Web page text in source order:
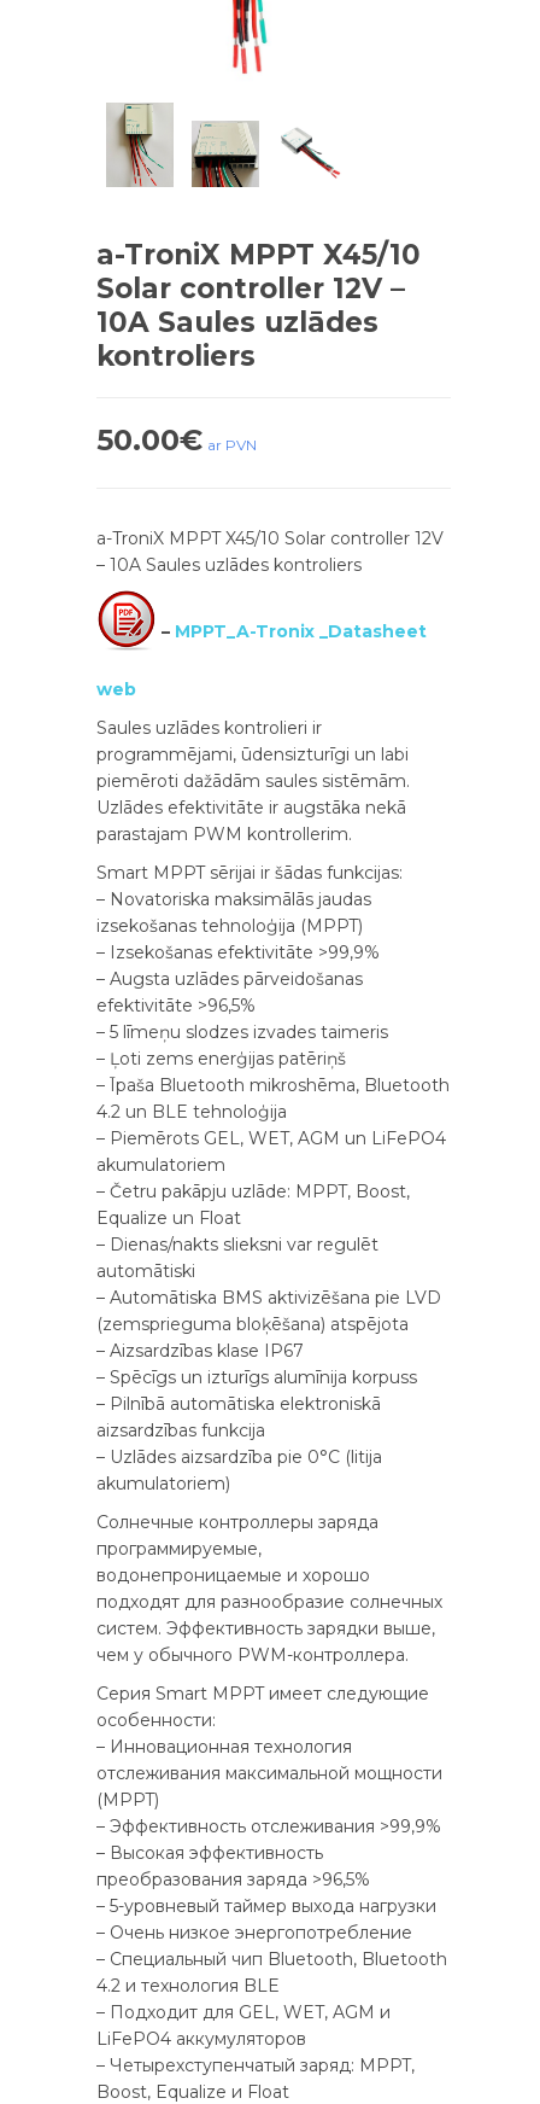
a-TroniX MPPT X45/10
Solar controller 12V –
10A Saules uzlādes
kontroliers
50.00€ ar PVN
a-TroniX MPPT X45/10 Solar controller 12V
– 10A Saules uzlādes kontroliers
– MPPT_A-Tronix _Datasheet
web
Saules uzlādes kontrolieri ir
programmējami, ūdensizturīgi un labi
piemēroti dažādām saules sistēmām.
Uzlādes efektivitāte ir augstāka nekā
parastajam PWM kontrollerim.
Smart MPPT sērijai ir šādas funkcijas:
– Novatoriska maksimālās jaudas
izsekošanas tehnoloģija (MPPT)
– Izsekošanas efektivitāte >99,9%
– Augsta uzlādes pārveidošanas
efektivitāte >96,5%
– 5 līmeņu slodzes izvades taimeris
– Ļoti zems enerģijas patēriņš
– Īpaša Bluetooth mikroshēma, Bluetooth
4.2 un BLE tehnoloģija
– Piemērots GEL, WET, AGM un LiFePO4
akumulatoriem
– Četru pakāpju uzlāde: MPPT, Boost,
Equalize un Float
– Dienas/nakts slieksni var regulēt
automātiski
– Automātiska BMS aktivizēšana pie LVD
(zemsprieguma bloķēšana) atspējota
– Aizsardzības klase IP67
– Spēcīgs un izturīgs alumīnija korpuss
– Pilnībā automātiska elektroniskā
aizsardzības funkcija
– Uzlādes aizsardzība pie 0°C (litija
akumulatoriem)
Солнечные контроллеры заряда
программируемые,
водонепроницаемые и хорошо
подходят для разнообразие солнечных
систем. Эффективность зарядки выше,
чем у обычного PWM-контроллера.
Серия Smart MPPT имеет следующие
особенности:
– Инновационная технология
отслеживания максимальной мощности
(MPPT)
– Эффективность отслеживания >99,9%
– Высокая эффективность
преобразования заряда >96,5%
– 5-уровневый таймер выхода нагрузки
– Очень низкое энергопотребление
– Специальный чип Bluetooth, Bluetooth
4.2 и технология BLE
– Подходит для GEL, WET, AGM и
LiFePO4 аккумуляторов
– Четырехступенчатый заряд: MPPT,
Boost, Equalize и Float